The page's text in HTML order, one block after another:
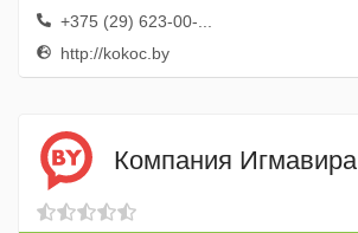
+375 (29) 623-00-...
http://kokoc.by
Компания Игмавира